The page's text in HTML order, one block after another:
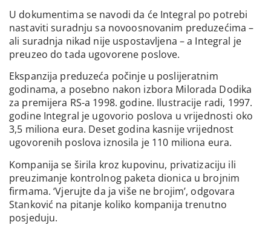
U dokumentima se navodi da će Integral po potrebi
nastaviti suradnju sa novoosnovanim preduzećima –
ali suradnja nikad nije uspostavljena – a Integral je
preuzeo do tada ugovorene poslove.
Ekspanzija preduzeća počinje u poslijeratnim
godinama, a posebno nakon izbora Milorada Dodika
za premijera RS-a 1998. godine. Ilustracije radi, 1997.
godine Integral je ugovorio poslova u vrijednosti oko
3,5 miliona eura. Deset godina kasnije vrijednost
ugovorenih poslova iznosila je 110 miliona eura.
Kompanija se širila kroz kupovinu, privatizaciju ili
preuzimanje kontrolnog paketa dionica u brojnim
firmama. ‘Vjerujte da ja više ne brojim’, odgovara
Stanković na pitanje koliko kompanija trenutno
posjeduju.